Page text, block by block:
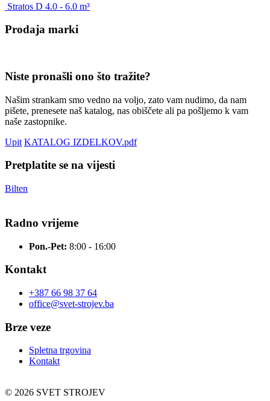
Stratos D 4.0 - 6.0 m³
Prodaja marki
Niste pronašli ono što tražite?
Našim strankam smo vedno na voljo, zato vam nudimo, da nam
pišete, prenesete naš katalog, nas obiščete ali pa pošljemo k vam
naše zastopnike.
Upit KATALOG IZDELKOV.pdf
Pretplatite se na vijesti
Bilten
Radno vrijeme
Pon.-Pet: 8:00 - 16:00
Kontakt
+387 66 98 37 64
office@svet-strojev.ba
Brze veze
Spletna trgovina
Kontakt
© 2026 SVET STROJEV